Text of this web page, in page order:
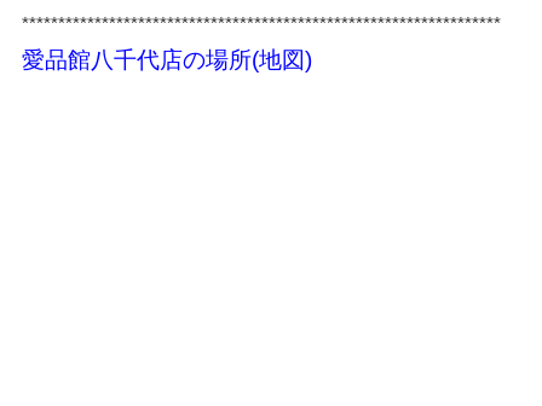
******************************************************************
愛品館八千代店の場所(地図)